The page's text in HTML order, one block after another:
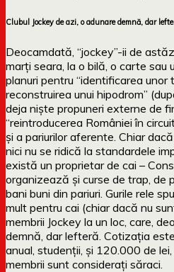
Clubul Jockey de azi, o adunare demnă, dar
Deocamdată, “jockey”-ii de
marți seara, la o bilă, o carte sau
planuri pentru “identificarea unor
reconstruirea unui hipodrom”
deja niște propuneri externe de
“reintroducerea României în
și a pariurilor aferente. Chiar
nici nu se ridică la standardele
există un proprietar de cai –
organizează și curse de trap, de
bani buni din pariuri. Gurile rele
mult pentru cai (chiar dacă nu
membrii Jockey la un loc, care,
demnă, dar lefteră. Cotizația
anual, studenții, și 120.000 de
membrii sunt considerați săraci.